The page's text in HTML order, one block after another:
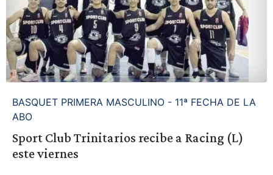
BASQUET PRIMERA MASCULINO - 11ª FECHA DE LA
ABO
Sport Club Trinitarios recibe a Racing (L)
este viernes